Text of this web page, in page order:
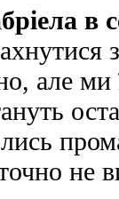
в
з
але
не